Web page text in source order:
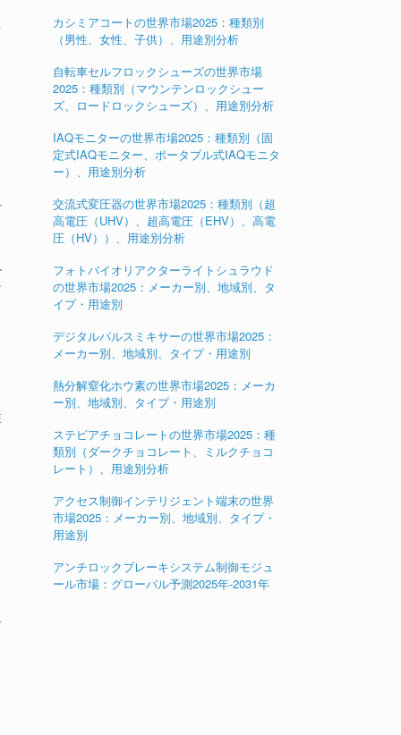
カシミアコートの世界市場2025：種類別
（男性、女性、子供）、用途別分析
自転車セルフロックシューズの世界市場
2025：種類別（マウンテンロックシュー
ズ、ロードロックシューズ）、用途別分析
IAQモニターの世界市場2025：種類別（固
定式IAQモニター、ポータブル式IAQモニタ
ー）、用途別分析
交流式変圧器の世界市場2025：種類別（超
高電圧（UHV）、超高電圧（EHV）、高電
圧（HV））、用途別分析
フォトバイオリアクターライトシュラウド
の世界市場2025：メーカー別、地域別、タ
イプ・用途別
デジタルパルスミキサーの世界市場2025：
メーカー別、地域別、タイプ・用途別
熱分解窒化ホウ素の世界市場2025：メーカ
ー別、地域別、タイプ・用途別
ステビアチョコレートの世界市場2025：種
類別（ダークチョコレート、ミルクチョコ
レート）、用途別分析
アクセス制御インテリジェント端末の世界
市場2025：メーカー別、地域別、タイプ・
用途別
アンチロックブレーキシステム制御モジュ
ール市場：グローバル予測2025年-2031年